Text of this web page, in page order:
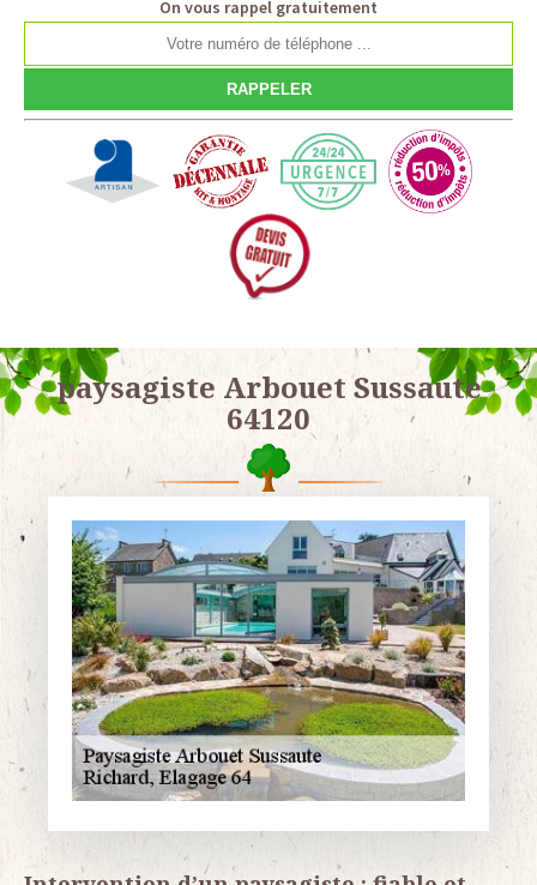
On vous rappel gratuitement
paysagiste Arbouet Sussaute
64120